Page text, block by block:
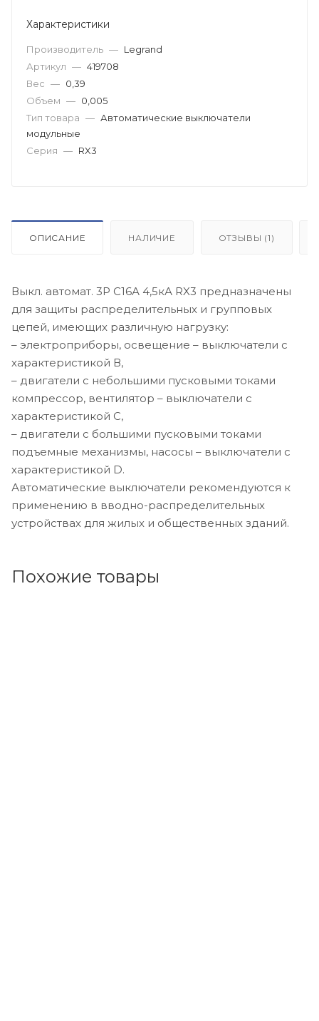
Характеристики
Производитель — Legrand
Артикул — 419708
Вес — 0,39
Объем — 0,005
Тип товара — Автоматические выключатели
модульные
Серия — RX3
ОПИСАНИЕ НАЛИЧИЕ ОТЗЫВЫ (1)
Выкл. автомат. 3Р С16А 4,5кА RX3 предназначены
для защиты распределительных и групповых
цепей, имеющих различную нагрузку:
– электроприборы, освещение – выключатели с
характеристикой В,
– двигатели с небольшими пусковыми токами
компрессор, вентилятор – выключатели с
характеристикой C,
– двигатели с большими пусковыми токами
подъемные механизмы, насосы – выключатели с
характеристикой D.
Автоматические выключатели рекомендуются к
применению в вводно-распределительных
устройствах для жилых и общественных зданий.
Похожие товары